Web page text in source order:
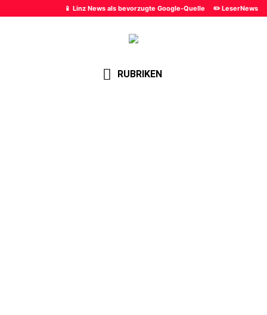
📱 Linz News als bevorzugte Google-Quelle ✏️ LeserNews
RUBRIKEN